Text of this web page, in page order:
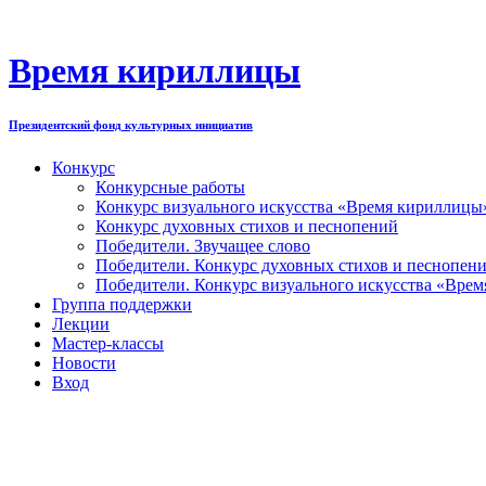
содержимому
Время кириллицы
Президентский фонд культурных инициатив
Конкурс
Конкурсные работы
Конкурс визуального искусства «Время
Конкурс духовных стихов и песнопений
Победители. Звучащее слово
Победители. Конкурс духовных стихов и
Победители. Конкурс визуального искусства
Группа поддержки
Лекции
Мастер-классы
Новости
Вход